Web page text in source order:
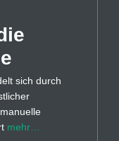
sich durch
mehr…